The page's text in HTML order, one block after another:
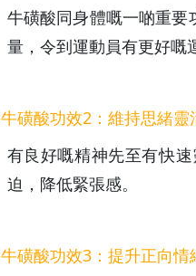
牛磺酸同身體嘅一啲重要
量，令到運動員有更好嘅
牛磺酸功效2：維持思緒靈
有良好嘅精神先至有快
迫，降低緊張感。
牛磺酸功效3：提升正向情